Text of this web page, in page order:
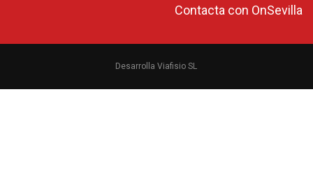
Contacta con OnSevilla
Desarrolla Viafisio SL